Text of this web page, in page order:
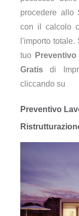
procedere allo
con il calcolo
l'importo
tuo
Gratis di
cliccando su
Preventivo